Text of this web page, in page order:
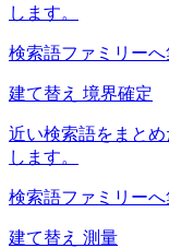
します。
検索語ファミリーへ
建て替え 境界確定
近い検索語をまと
します。
検索語ファミリーへ
建て替え 測量